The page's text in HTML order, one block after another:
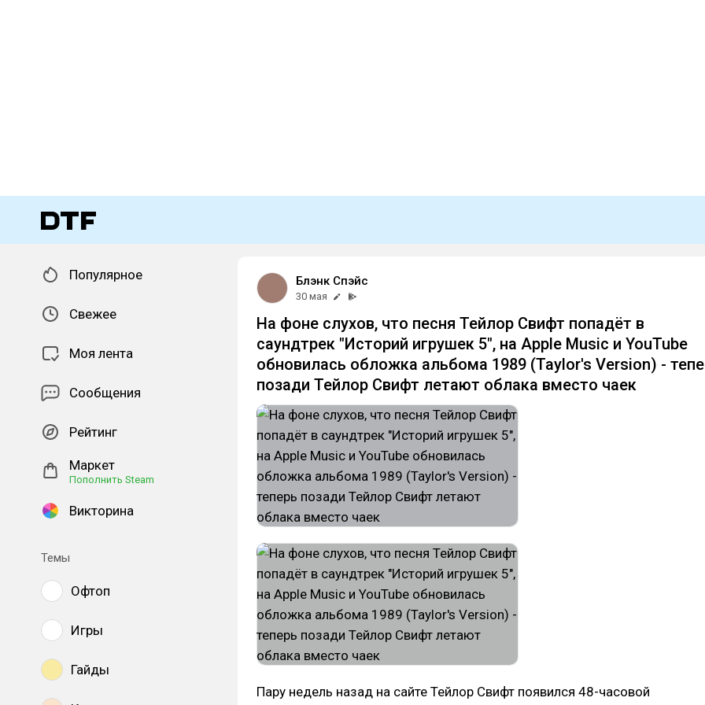
Популярное
Свежее
Моя лента
Сообщения
Рейтинг
Маркет
Пополнить Steam
Викторина
Темы
Офтоп
Игры
Гайды
Блэнк Спэйс
30 мая
На фоне слухов, что песня Тейлор Свифт попадёт в
саундтрек "Историй игрушек 5", на Apple Music и YouTube
обновилась обложка альбома 1989 (Taylor's Version) -
позади Тейлор Свифт летают облака вместо чаек
Пару недель назад на сайте Тейлор Свифт появился 48-часовой